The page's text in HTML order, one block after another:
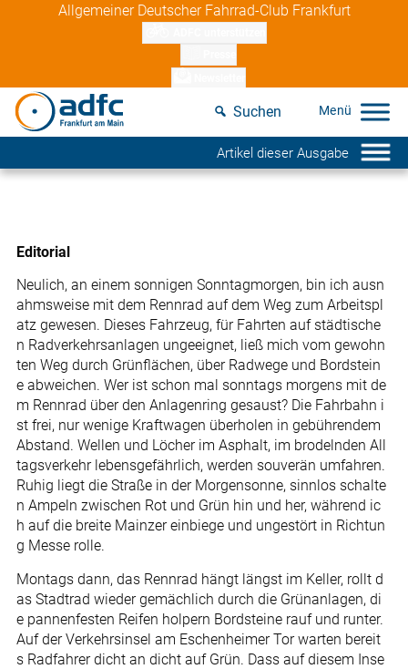
Allgemeiner Deutscher Fahrrad-Club Frankfurt
Suchen
Artikel dieser Ausgabe
Editorial
Neulich, an einem sonnigen Sonntagmorgen, bin ich ausn
ahmsweise mit dem Rennrad auf dem Weg zum Arbeitspl
atz gewesen. Dieses Fahrzeug, für Fahrten auf städtische
n Radverkehrsanlagen ungeeignet, ließ mich vom gewohn
ten Weg durch Grünflächen, über Radwege und Bordstein
e abweichen. Wer ist schon mal sonntags morgens mit de
m Rennrad über den Anlagenring gesaust? Die Fahrbahn i
st frei, nur wenige Kraftwagen überholen in gebührendem
Abstand. Wellen und Löcher im Asphalt, im brodelnden All
tagsverkehr lebensgefährlich, werden souverän umfahren.
Ruhig liegt die Straße in der Morgensonne, sinnlos schalte
n Ampeln zwischen Rot und Grün hin und her, während ic
h auf die breite Mainzer einbiege und ungestört in Richtun
g Messe rolle.
Montags dann, das Rennrad hängt längst im Keller, rollt d
as Stadtrad wieder gemächlich durch die Grünanlagen, di
e pannenfesten Reifen holpern Bordsteine rauf und runter.
Auf der Verkehrsinsel am Eschenheimer Tor warten bereit
s Radfahrer dicht an dicht auf Grün. Dass auf diesem Inse